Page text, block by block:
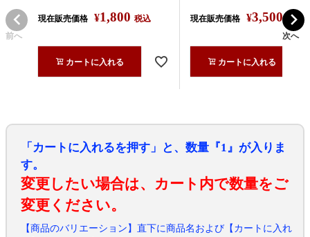
前へ
現在販売価格 ¥1,800 税込
カートに入れる
現在販売価格 ¥3,500 税込
カートに入れる
次へ
「カートに入れるを押す」と、数量『1』が入りま
す。
変更したい場合は、カート内で数量をご
変更ください。
【商品のバリエーション】直下に商品名および【カートに入れ